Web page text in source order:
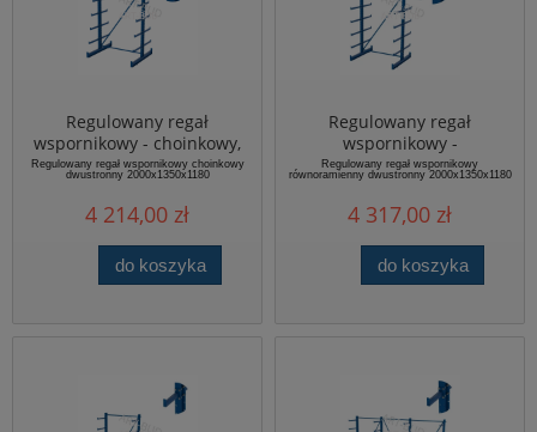
Regulowany regał
wspornikowy - choinkowy,
dwustronny,
2000x1350x1180mm
Regulowany regał wspornikowy choinkowy
dwustronny 2000x1350x1180
4 214,00 zł
do koszyka
Regulowany regał
wspornikowy -
równoramienny ,
dwustronny,
2000x1350x1180mm
Regulowany regał wspornikowy
równoramienny dwustronny 2000x1350x1180
4 317,00 zł
do koszyka